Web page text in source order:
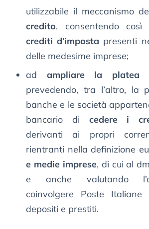
utilizzabile il meccanismo
credito, consentendo così
crediti d’imposta presenti
delle medesime imprese;
ad ampliare la platea
prevedendo, tra l’altro, la
banche e le società
bancario di cedere i
derivanti ai propri
rientranti nella definizione
e medie imprese, di cui al
e anche valutando
coinvolgere Poste Italiane
depositi e prestiti.